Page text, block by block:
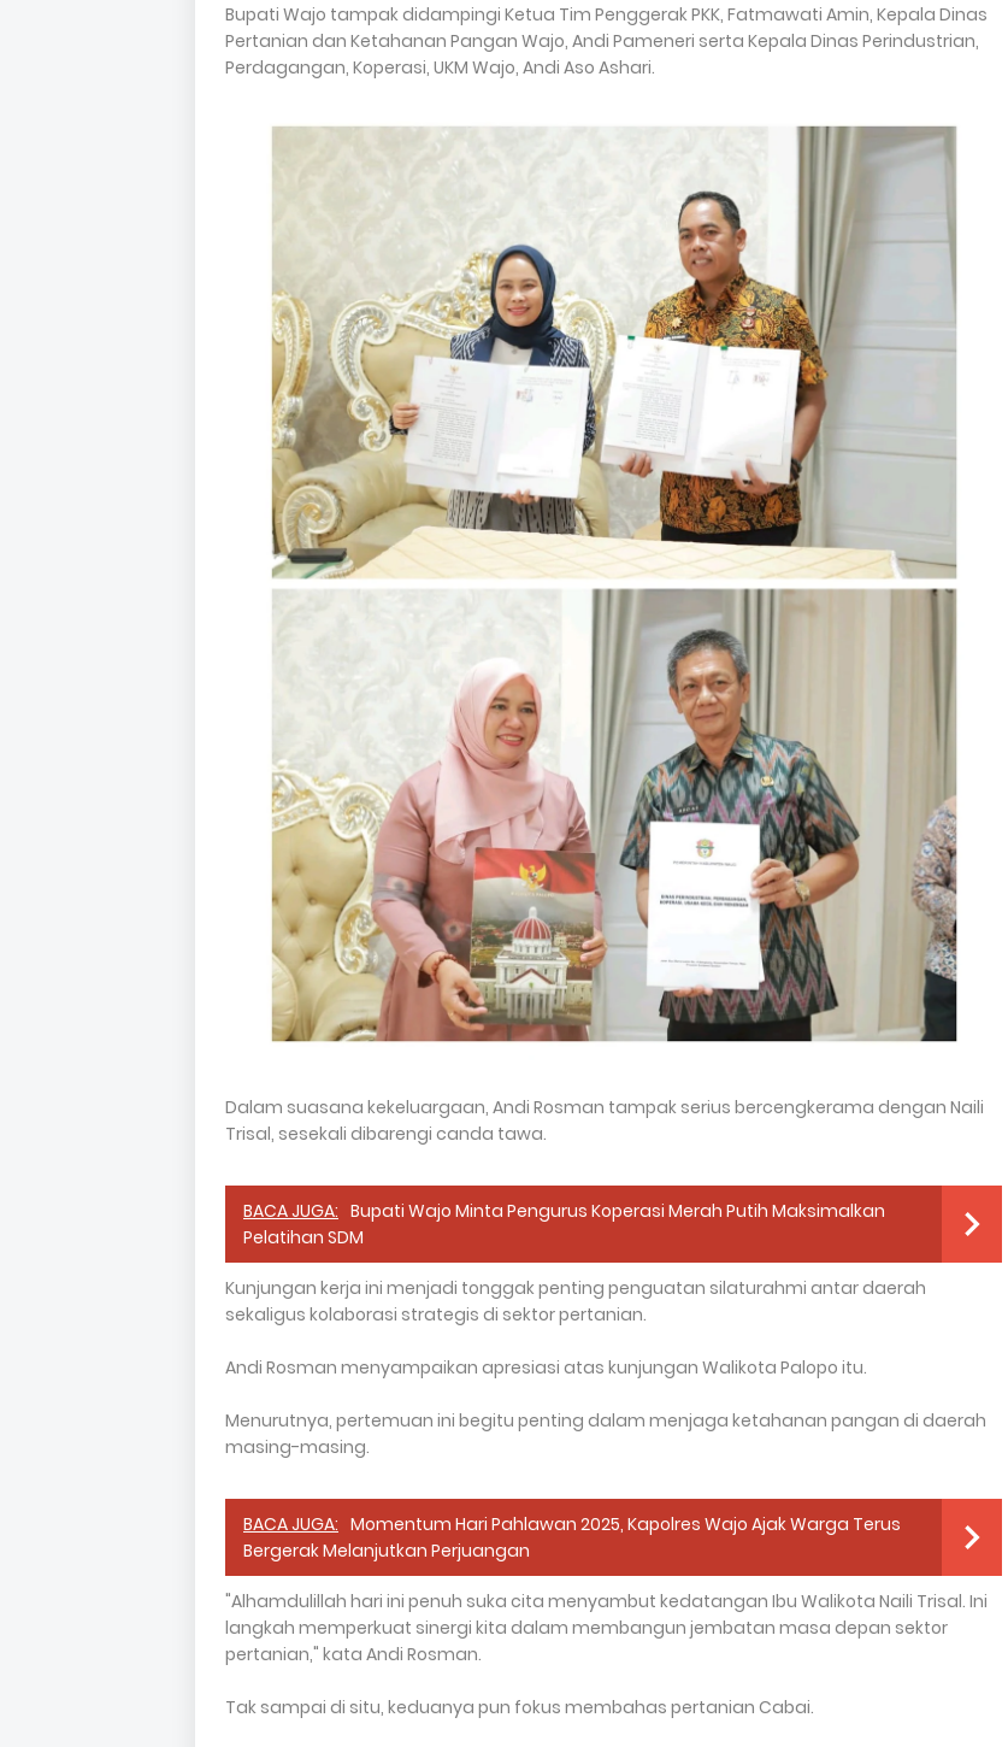
Bupati Wajo tampak didampingi Ketua Tim Penggerak PKK, Fatmawati Amin, Kepala Dinas
Pertanian dan Ketahanan Pangan Wajo, Andi Pameneri serta Kepala Dinas Perindustrian,
Perdagangan, Koperasi, UKM Wajo, Andi Aso Ashari.
Dalam suasana kekeluargaan, Andi Rosman tampak serius bercengkerama dengan Naili
Trisal, sesekali dibarengi canda tawa.
BACA JUGA: Bupati Wajo Minta Pengurus Koperasi Merah Putih Maksimalkan
Pelatihan SDM
Kunjungan kerja ini menjadi tonggak penting penguatan silaturahmi antar daerah
sekaligus kolaborasi strategis di sektor pertanian.
Andi Rosman menyampaikan apresiasi atas kunjungan Walikota Palopo itu.
Menurutnya, pertemuan ini begitu penting dalam menjaga ketahanan pangan di daerah
masing-masing.
BACA JUGA: Momentum Hari Pahlawan 2025, Kapolres Wajo Ajak Warga Terus
Bergerak Melanjutkan Perjuangan
"Alhamdulillah hari ini penuh suka cita menyambut kedatangan Ibu Walikota Naili Trisal. Ini
langkah memperkuat sinergi kita dalam membangun jembatan masa depan sektor
pertanian," kata Andi Rosman.
Tak sampai di situ, keduanya pun fokus membahas pertanian Cabai.